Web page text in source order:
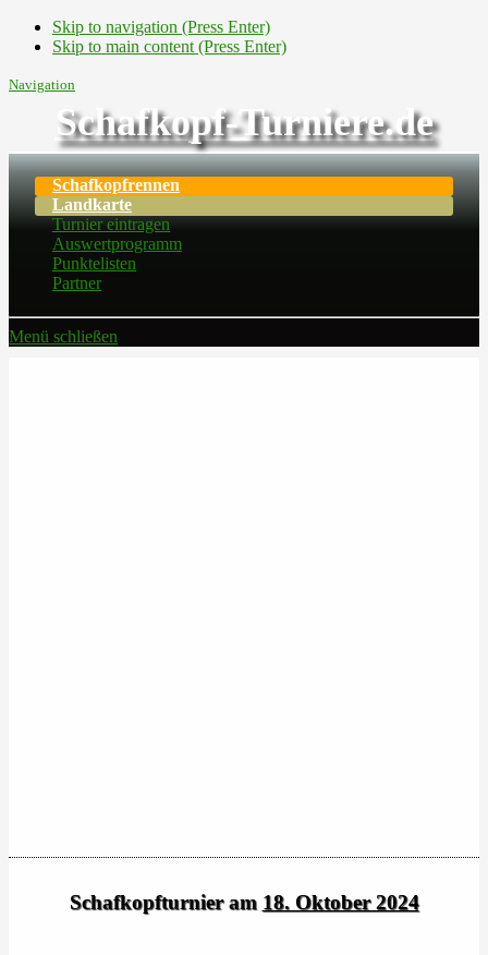
Skip to navigation (Press Enter)
Skip to main content (Press Enter)
Navigation
Schafkopf-Turniere.de
Schafkopfrennen
Landkarte
Turnier eintragen
Auswertprogramm
Punktelisten
Partner
Menü schließen
Schafkopfturnier am 18. Oktober 2024